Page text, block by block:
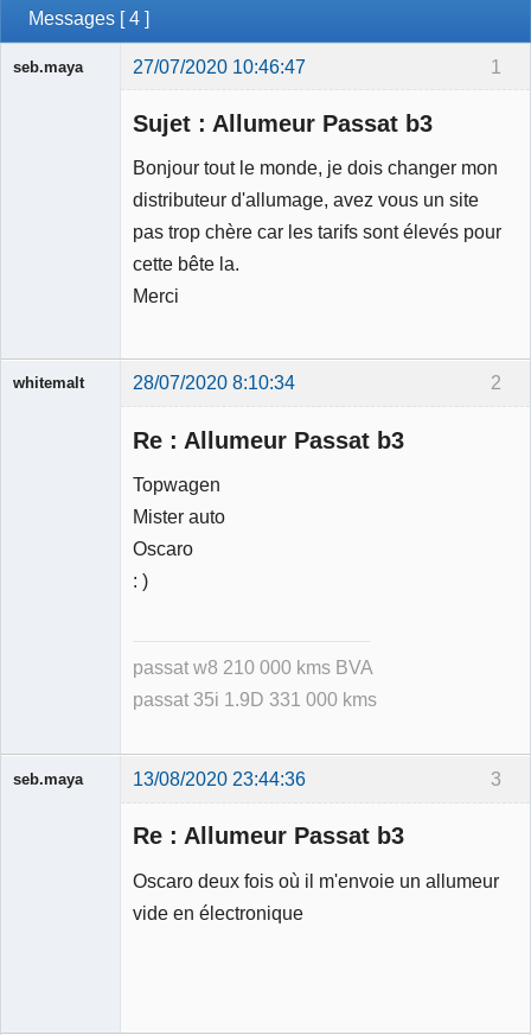
Messages [ 4 ]
1
seb.maya 27/07/2020 10:46:47
Sujet : Allumeur Passat b3
Bonjour tout le monde, je dois changer mon
distributeur d'allumage, avez vous un site
pas trop chère car les tarifs sont élevés pour
cette bête la.
Merci
2
whitemalt 28/07/2020 8:10:34
Re : Allumeur Passat b3
Topwagen
Mister auto
Oscaro
: )
passat w8 210 000 kms BVA
passat 35i 1.9D 331 000 kms
3
seb.maya 13/08/2020 23:44:36
Re : Allumeur Passat b3
Oscaro deux fois où il m'envoie un allumeur
vide en électronique